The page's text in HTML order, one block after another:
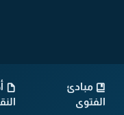
مبادئ
الفتوى